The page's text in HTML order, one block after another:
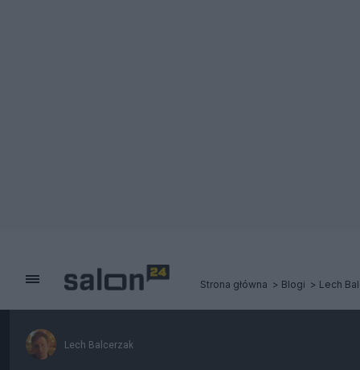
Strona główna Blogi Lech
Lech Balcerzak